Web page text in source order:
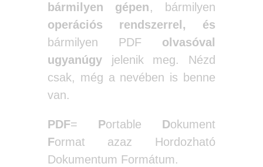
bármilyen gépen, bármilyen
operációs rendszerrel,
és
bármilyen PDF olvasóval
ugyanúgyjelenik meg. Nézd
csak, még a nevében is benne
van.
PDF= Portable Dokument
Format azaz Hordozható
Dokumentum Formátum.